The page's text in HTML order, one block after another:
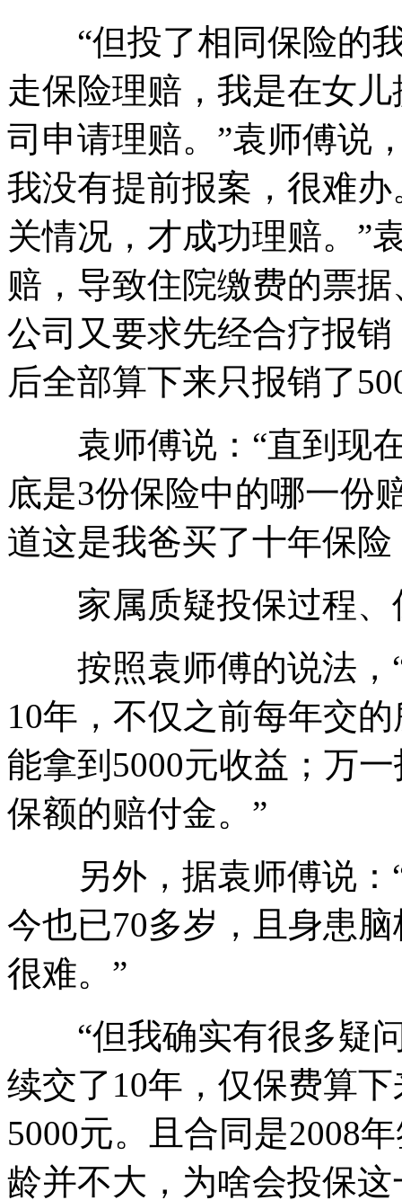
“但投了相同保险的我
走保险理赔，我是在女
司申请理赔。”袁师傅说
我没有提前报案，很难
关情况，才成功理赔。”
赔，导致住院缴费的票
公司又要求先经合疗报
后全部算下来只报销了
袁师傅说：“直到现在
底是3份保险中的哪一份
道这是我爸买了十年保
家属质疑投保过程、
按照袁师傅的说法，“
10年，不仅之前每年交
能拿到5000元收益；万
保额的赔付金。”
另外，据袁师傅说：“
今也已70多岁，且身患
很难。”
“但我确实有很多疑问
续交了10年，仅保费算
5000元。且合同是2008
龄并不大，为啥会投保